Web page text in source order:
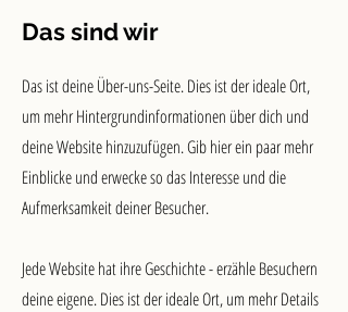
Das sind wir
Das ist deine Über-uns-Seite. Dies ist der ideale Ort,
um mehr Hintergrundinformationen über dich und
deine Website hinzuzufügen. Gib hier ein paar mehr
Einblicke und erwecke so das Interesse und die
Aufmerksamkeit deiner Besucher.
Jede Website hat ihre Geschichte - erzähle Besuchern
deine eigene. Dies ist der ideale Ort, um mehr Details